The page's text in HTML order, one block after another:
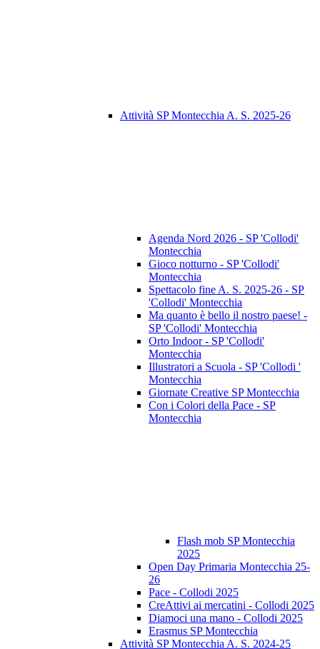
Attività SP Montecchia A. S. 2025-26
Agenda Nord 2026 - SP 'Collodi'
Montecchia
Gioco notturno - SP 'Collodi'
Montecchia
Spettacolo fine A. S. 2025-26 - SP
'Collodi' Montecchia
Ma quanto è bello il nostro paese! -
SP 'Collodi' Montecchia
Orto Indoor - SP 'Collodi'
Montecchia
Illustratori a Scuola - SP 'Collodi '
Montecchia
Giornate Creative SP Montecchia
Con i Colori della Pace - SP
Montecchia
Flash mob SP Montecchia
2025
Open Day Primaria Montecchia 25-
26
Pace - Collodi 2025
CreAttivi ai mercatini - Collodi 2025
Diamoci una mano - Collodi 2025
Erasmus SP Montecchia
Attività SP Montecchia A. S. 2024-25